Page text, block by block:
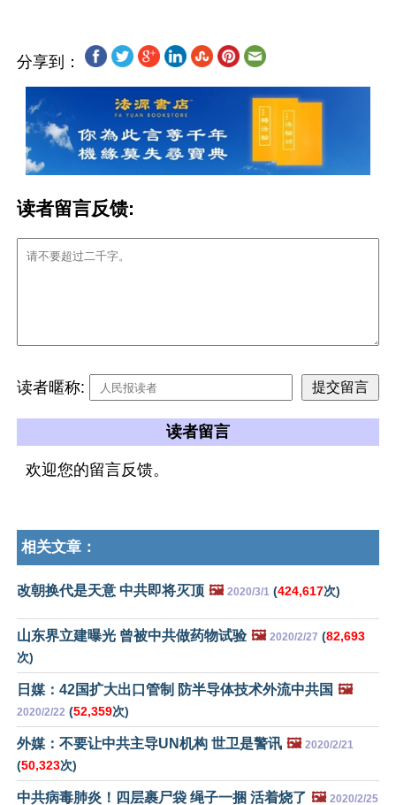
分享到：
读者留言反馈:
读者暱称:
读者留言
欢迎您的留言反馈。
相关文章：
改朝换代是天意 中共即将灭顶 🖼️ 2020/3/1 (424,617次)
山东界立建曝光 曾被中共做药物试验 🖼️ 2020/2/27 (82,693
次)
日媒：42国扩大出口管制 防半导体技术外流中共国 🖼️
2020/2/22 (52,359次)
外媒：不要让中共主导UN机构 世卫是警讯 🖼️ 2020/2/21
(50,323次)
中共病毒肺炎！四层裹尸袋 绳子一捆 活着烧了 🖼️ 2020/2/25